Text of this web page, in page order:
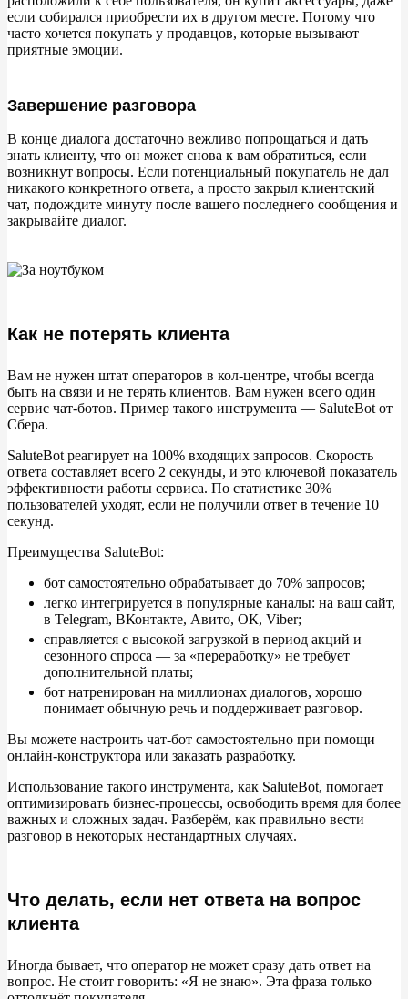
если собирался приобрести их в другом месте. Потому что
часто хочется покупать у продавцов, которые вызывают
приятные эмоции.
Завершение разговора
В конце диалога достаточно вежливо попрощаться и дать
знать клиенту, что он может снова к вам обратиться, если
возникнут вопросы. Если потенциальный покупатель не дал
никакого конкретного ответа, а просто закрыл клиентский
чат, подождите минуту после вашего последнего сообщения и
закрывайте диалог.
Как не потерять клиента
Вам не нужен штат операторов в кол-центре, чтобы всегда
быть на связи и не терять клиентов. Вам нужен всего один
сервис чат-ботов. Пример такого инструмента — SaluteBot от
Сбера.
SaluteBot реагирует на 100% входящих запросов. Скорость
ответа составляет всего 2 секунды, и это ключевой показатель
эффективности работы сервиса. По статистике 30%
пользователей уходят, если не получили ответ в течение 10
секунд.
Преимущества SaluteBot:
бот самостоятельно обрабатывает до 70% запросов;
легко интегрируется в популярные каналы: на ваш сайт,
в Telegram, ВКонтакте, Авито, ОК, Viber;
справляется с высокой загрузкой в период акций и
сезонного спроса — за «переработку» не требует
дополнительной платы;
бот натренирован на миллионах диалогов, хорошо
понимает обычную речь и поддерживает разговор.
Вы можете настроить чат-бот самостоятельно при помощи
онлайн-конструктора или заказать разработку.
Использование такого инструмента, как SaluteBot, помогает
оптимизировать бизнес-процессы, освободить время для более
важных и сложных задач. Разберём, как правильно вести
разговор в некоторых нестандартных случаях.
Что делать, если нет ответа на вопрос
клиента
Иногда бывает, что оператор не может сразу дать ответ на
вопрос. Не стоит говорить: «Я не знаю». Эта фраза только